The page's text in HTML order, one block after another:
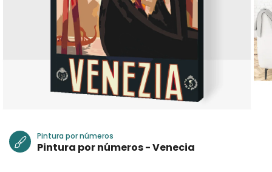
Pintura por números
Pintura por números - Venecia